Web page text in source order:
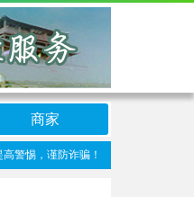
商家
，谨防诈骗！做推广、做信息置顶